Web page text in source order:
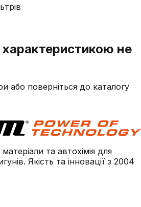
характеристикою не
або поверніться до каталогу
та автохімія для
Якість та інновації з 2004